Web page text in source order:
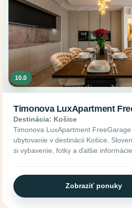
10.0
Timonova LuxApartment
Destinácia: Košice
Timonova LuxApartment
ubytovanie v destinácii Košice,
si vybavenie, fotky a ďalšie informácie.
Zobraziť ponuky